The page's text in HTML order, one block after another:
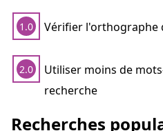
1.0 Vérifier l'orthographe
2.0
Utiliser moins de
recherche
Recherches